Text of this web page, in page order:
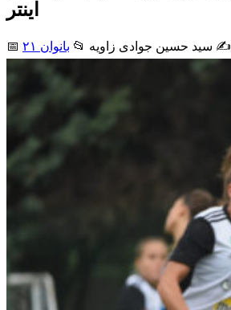
اینتر
📅 ✍️ سید حسین جوادی زاويه 📂 بانوان